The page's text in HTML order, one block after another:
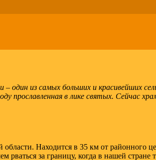
– один из самых больших и красивейших
прославленная в лике святых.
Находится в 35 км от районного
за границу, когда в нашей